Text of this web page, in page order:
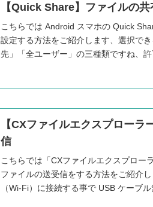
【Quick Share】ファイルの
こちらでは Android スマホの Quick
設定する方法をご紹介します、選択で
先」「全ユーザー」の三種類ですね、
【CXファイルエクスプロー
信
こちらでは「CXファイルエクスプロー
ファイルの送受信をする方法をご紹介
（Wi-Fi）に接続する事で USB ケーブ